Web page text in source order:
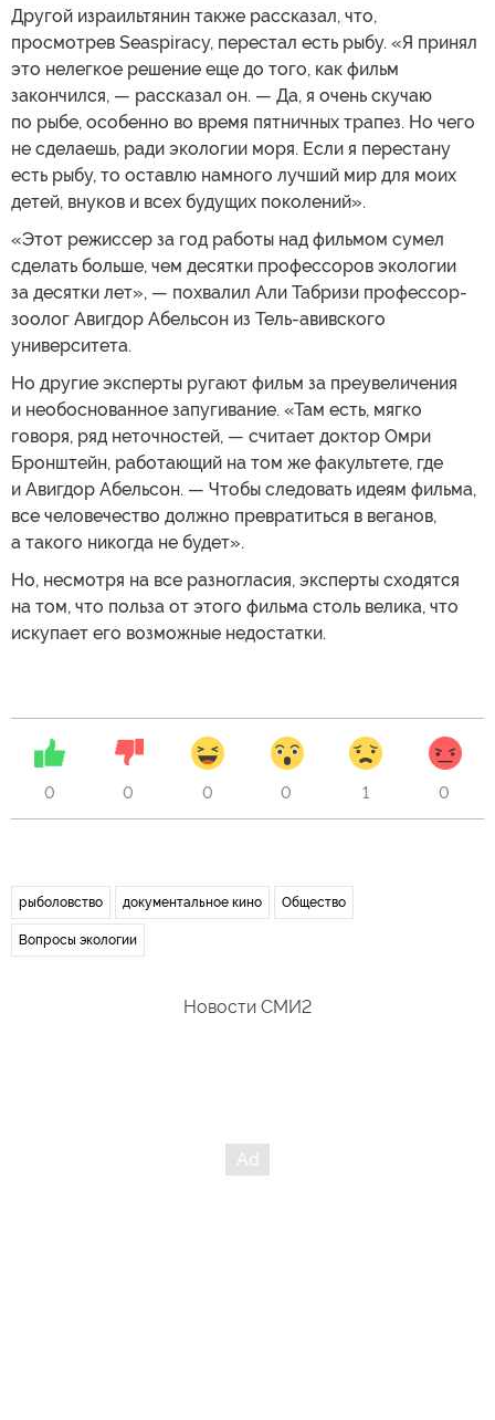
Другой израильтянин также рассказал, что,
просмотрев Seaspiracy, перестал есть рыбу. «Я принял
это нелегкое решение еще до того, как фильм
закончился, — рассказал он. — Да, я очень скучаю
по рыбе, особенно во время пятничных трапез. Но чего
не сделаешь, ради экологии моря. Если я перестану
есть рыбу, то оставлю намного лучший мир для моих
детей, внуков и всех будущих поколений».
«Этот режиссер за год работы над фильмом сумел
сделать больше, чем десятки профессоров экологии
за десятки лет», — похвалил Али Табризи профессор-
зоолог Авигдор Абельсон из Тель-авивского
университета.
Но другие эксперты ругают фильм за преувеличения
и необоснованное запугивание. «Там есть, мягко
говоря, ряд неточностей, — считает доктор Омри
Бронштейн, работающий на том же факультете, где
и Авигдор Абельсон. — Чтобы следовать идеям фильма,
все человечество должно превратиться в веганов,
а такого никогда не будет».
Но, несмотря на все разногласия, эксперты сходятся
на том, что польза от этого фильма столь велика, что
искупает его возможные недостатки.
0 0 0 0 1 0
рыболовство документальное кино Общество
Вопросы экологии
Новости СМИ2